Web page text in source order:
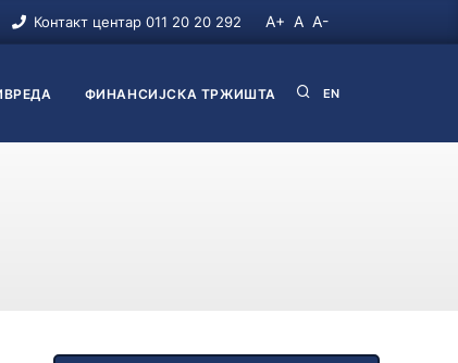
A+ A A-
Контакт центар 011 20 20 292
EN
ФИНАНСИЈСКА ТРЖИШТА